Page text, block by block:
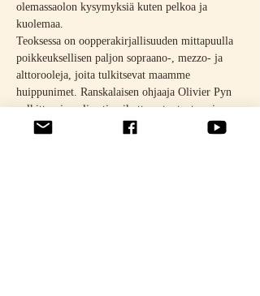
olemassaolon kysymyksiä kuten pelkoa ja
kuolemaa.
Teoksessa on oopperakirjallisuuden mittapuulla
poikkeuksellisen paljon sopraano-, mezzo- ja
alttorooleja, joita tulkitsevat maamme
huippunimet. Ranskalaisen ohjaaja Olivier Pyn
palkittu visuaalisesti vaikuttava tuotanto sai
menestyksekkään ensi-iltansa Pariisin